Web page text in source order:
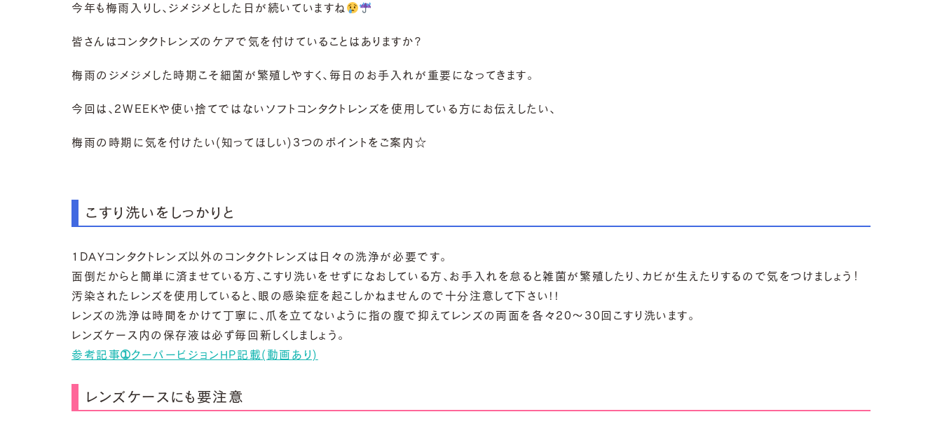
今年も梅雨入りし、ジメジメとした日が続いていますね
皆さんはコンタクトレンズのケアで気を付けていることはありますか?
梅雨のジメジメした時期こそ細菌が繁殖しやすく、毎日のお手入れが重要になってきます。
今回は、2WEEKや使い捨てではないソフトコンタクトレンズを使用している方にお伝えしたい、
梅雨の時期に気を付けたい(知ってほしい)3つのポイントをご案内☆
こすり洗いをしっかりと
1DAYコンタクトレンズ以外のコンタクトレンズは日々の洗浄が必要です。
面倒だからと簡単に済ませている方、こすり洗いをせずになおしている方、お手入れを怠ると雑菌が繁殖したり、カビが生えたりするので気をつけましょう！
汚染されたレンズを使用していると、眼の感染症を起こしかねませんので十分注意して下さい!!
レンズの洗浄は時間をかけて丁寧に、爪を立てないように指の腹で抑えて レンズの両面を各々20～30回こすり洗います。
レンズケース内の保存液は必ず毎回新しくしましょう。
参考記事➀クーパービジョンHP記載(動画あり)
レンズケースにも要注意